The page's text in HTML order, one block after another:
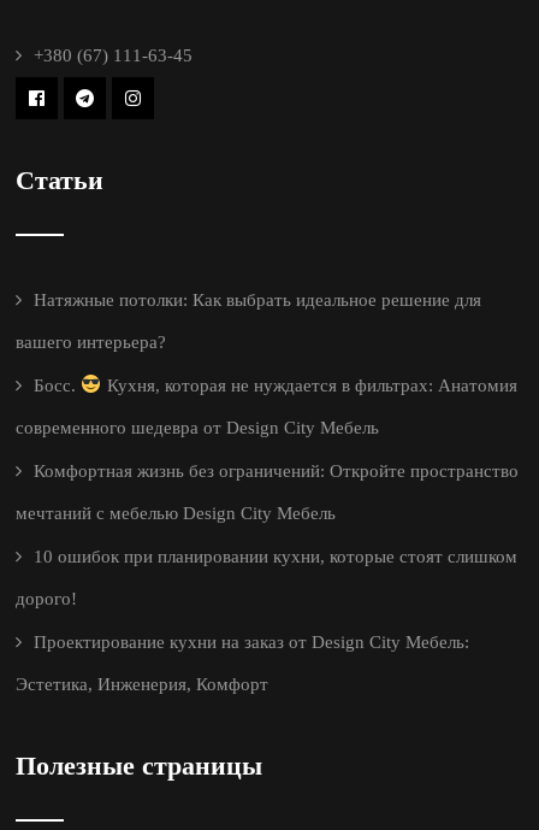
+380 (67) 111-63-45
Статьи
Натяжные потолки: Как выбрать идеальное решение для
вашего интерьера?
Босс. Кухня, которая не нуждается в фильтрах: Анатомия
современного шедевра от Design City Мебель
Комфортная жизнь без ограничений: Откройте пространство
мечтаний с мебелью Design City Мебель
10 ошибок при планировании кухни, которые стоят слишком
дорого!
Проектирование кухни на заказ от Design City Мебель:
Эстетика, Инженерия, Комфорт
Полезные страницы